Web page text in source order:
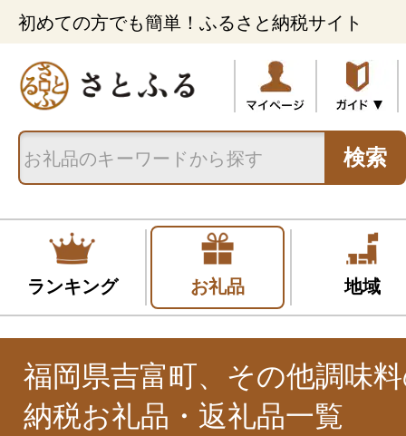
初めての方でも簡単！ふるさと納税サイト
検索
ランキング お礼品 地域
福岡県吉富町、その他調味
納税お礼品・返礼品一覧